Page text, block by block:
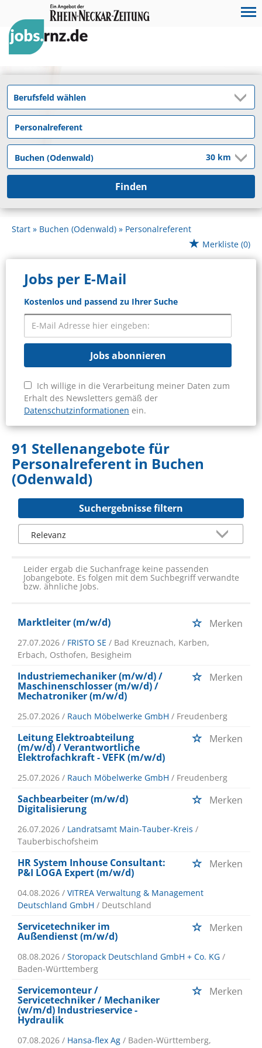
Finden
Start Buchen (Odenwald)
Personalreferent
Merkliste (0)
Jobs per E-Mail
Kostenlos und passend zu Ihrer Suche
Jobs abonnieren
Ich willige in die Verarbeitung meiner Daten zum
Erhalt des Newsletters gemäß der
Datenschutzinformationen ein.
91 Stellenangebote für
Personalreferent in Buchen
(Odenwald)
Suchergebnisse filtern
Leider ergab die Suchanfrage keine passenden
Jobangebote. Es folgen mit dem Suchbegriff verwandte
bzw. ähnliche Jobs.
Marktleiter (m/w/d) Merken
27.07.2026 / FRISTO SE / Bad Kreuznach, Karben,
Erbach, Osthofen, Besigheim
Industriemechaniker (m/w/d) /
Maschinenschlosser (m/w/d) /
Mechatroniker (m/w/d)
Merken
25.07.2026 / Rauch Möbelwerke GmbH / Freudenberg
Leitung Elektroabteilung
(m/w/d) / Verantwortliche
Elektrofachkraft - VEFK (m/w/d)
Merken
25.07.2026 / Rauch Möbelwerke GmbH / Freudenberg
Sachbearbeiter (m/w/d)
Digitalisierung
Merken
26.07.2026 / Landratsamt Main-Tauber-Kreis /
Tauberbischofsheim
HR System Inhouse Consultant:
P&I LOGA Expert (m/w/d)
Merken
04.08.2026 / VITREA Verwaltung & Management
Deutschland GmbH / Deutschland
Servicetechniker im
Außendienst (m/w/d)
Merken
08.08.2026 / Storopack Deutschland GmbH + Co. KG /
Baden-Württemberg
Servicemonteur /
Servicetechniker / Mechaniker
(w/m/d) Industrieservice -
Hydraulik
Merken
07.08.2026 / Hansa-flex Ag / Baden-Württemberg,